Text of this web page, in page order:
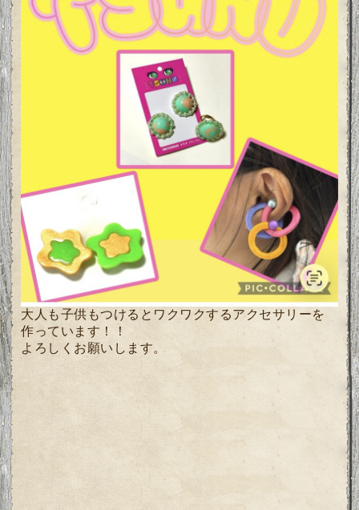
大人も子供もつけるとワクワクするアクセサリーを
作っています！！
よろしくお願いします。